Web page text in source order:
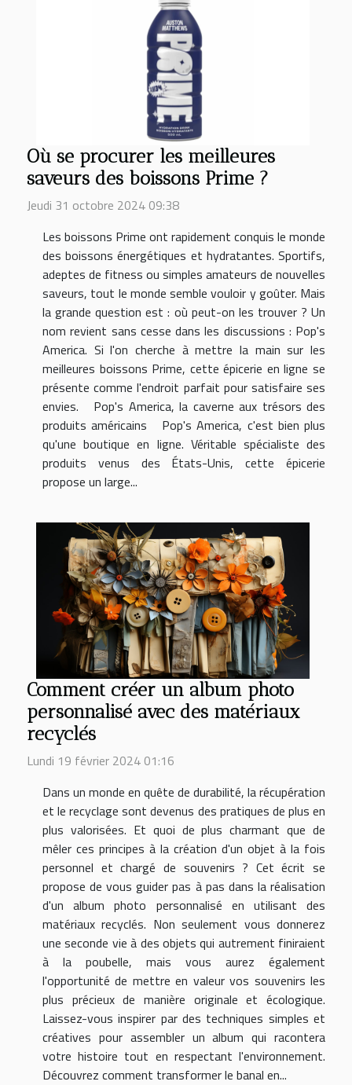
Où se procurer les meilleures
saveurs des boissons Prime ?
Jeudi 31 octobre 2024 09:38
Les boissons Prime ont rapidement conquis le monde
des boissons énergétiques et hydratantes. Sportifs,
adeptes de fitness ou simples amateurs de nouvelles
saveurs, tout le monde semble vouloir y goûter. Mais
la grande question est : où peut-on les trouver ? Un
nom revient sans cesse dans les discussions : Pop's
America. Si l'on cherche à mettre la main sur les
meilleures boissons Prime, cette épicerie en ligne se
présente comme l'endroit parfait pour satisfaire ses
envies. Pop's America, la caverne aux trésors des
produits américains Pop's America, c'est bien plus
qu'une boutique en ligne. Véritable spécialiste des
produits venus des États-Unis, cette épicerie
propose un large...
Comment créer un album photo
personnalisé avec des matériaux
recyclés
Lundi 19 février 2024 01:16
Dans un monde en quête de durabilité, la récupération
et le recyclage sont devenus des pratiques de plus en
plus valorisées. Et quoi de plus charmant que de
mêler ces principes à la création d'un objet à la fois
personnel et chargé de souvenirs ? Cet écrit se
propose de vous guider pas à pas dans la réalisation
d'un album photo personnalisé en utilisant des
matériaux recyclés. Non seulement vous donnerez
une seconde vie à des objets qui autrement finiraient
à la poubelle, mais vous aurez également
l'opportunité de mettre en valeur vos souvenirs les
plus précieux de manière originale et écologique.
Laissez-vous inspirer par des techniques simples et
créatives pour assembler un album qui racontera
votre histoire tout en respectant l'environnement.
Découvrez comment transformer le banal en...